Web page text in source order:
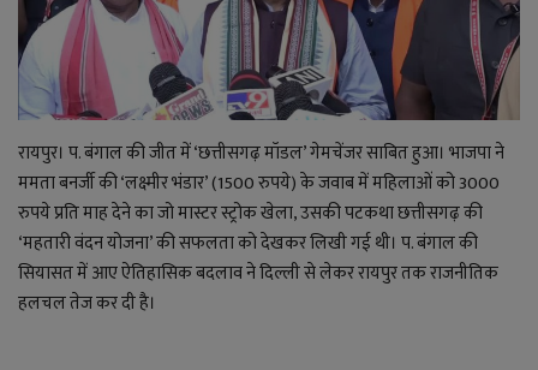
राजनीति
बिजनेस
मनोरंजन
ज्ञान विज्ञान
करिअर
रायपुर। प. बंगाल की जीत में ‘छत्तीसगढ़ मॉडल’ गेमचेंजर साबित हुआ। भाजपा ने
ममता बनर्जी की ‘लक्ष्मीर भंडार’ (1500 रुपये) के जवाब में महिलाओं को 3000
रुपये प्रति माह देने का जो मास्टर स्ट्रोक खेला, उसकी पटकथा छत्तीसगढ़ की
‘महतारी वंदन योजना’ की सफलता को देखकर लिखी गई थी। प. बंगाल की
सियासत में आए ऐतिहासिक बदलाव ने दिल्ली से लेकर रायपुर तक राजनीतिक
हलचल तेज कर दी है।